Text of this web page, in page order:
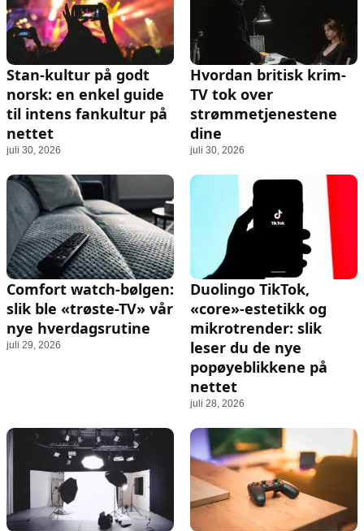
Stan-kultur på godt
norsk: en enkel guide
til intens fankultur på
nettet
juli 30, 2026
Hvordan britisk krim-
TV tok over
strømmetjenestene
dine
juli 30, 2026
Comfort watch-bølgen:
slik ble «trøste-TV» vår
nye hverdagsrutine
juli 29, 2026
Duolingo TikTok,
«core»-estetikk og
mikrotrender: slik
leser du de nye
popøyeblikkene på
nettet
juli 28, 2026